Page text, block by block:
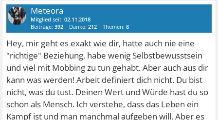
Meteora
Mitglied seit:02.11.2018
Beiträge:392 Danke:212 Themen:8
Hey, mir geht es exakt wie dir, hatte auch nie eine
"richtige" Beziehung, habe wenig Selbstbewusstsein
und viel mit Mobbing zu tun gehabt. Aber auch aus dir
kann was werden! Arbeit definiert dich nicht. Du bist
nicht, was du tust. Deinen Wert und Würde hast du so
schon als Mensch. Ich verstehe, dass das Leben ein
Kampf ist und man manchmal aufgeben will. Aber es